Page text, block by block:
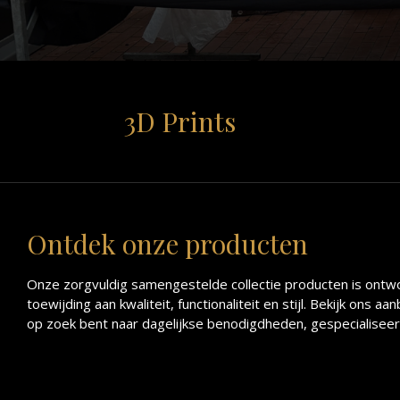
3D Prints
Ontdek onze producten
Onze zorgvuldig samengestelde collectie producten is
toewijding aan kwaliteit, functionaliteit en stijl. Bekijk ons
op zoek bent naar dagelijkse benodigdheden,